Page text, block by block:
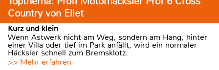
Country von Eliet
Kurz und klein
Wenn Astwerk nicht am Weg, sondern am Hang, hinter
einer Villa oder tief im Park anfällt, wird ein normaler
Häcksler schnell zum Bremsklotz.
>> Mehr erfahren